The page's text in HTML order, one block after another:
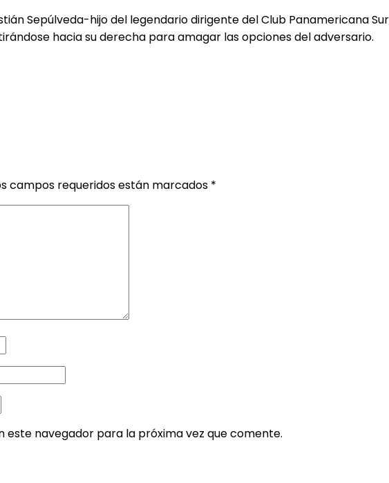
Sepúlveda-hijo del legendario dirigente del Club Panamericana
hacia su derecha para amagar las opciones del adversario.
campos requeridos están marcados *
navegador para la próxima vez que comente.